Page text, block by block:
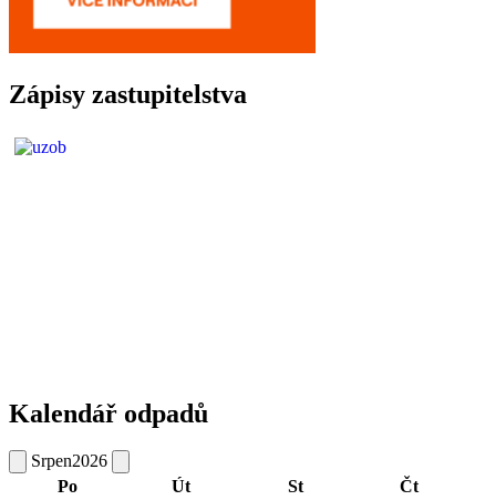
Zápisy zastupitelstva
Kalendář odpadů
Srpen2026
Po
Út St Čt